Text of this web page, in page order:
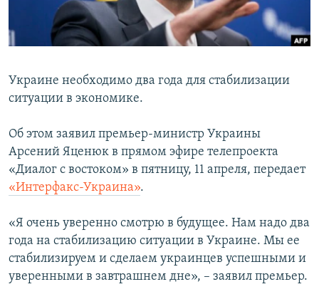
ПОБЕДИТЕЛЕЙ НЕ СУДЯТ?
КРЫМ.НЕПОКОРЕННЫЙ
УКРАИНСКАЯ ПРОБЛЕМА КРЫМА
ПРИСОЕДИНЯЙТЕСЬ!
Все сайты RFE/RL
Украине необходимо два года для стабилизации
ситуации в экономике.
Об этом заявил премьер-министр Украины
Арсений Яценюк в прямом эфире телепроекта
«Диалог с востоком» в пятницу, 11 апреля, передает
«Интерфакс-Украина».
«Я очень уверенно смотрю в будущее. Нам надо два
года на стабилизацию ситуации в Украине. Мы ее
стабилизируем и сделаем украинцев успешными и
уверенными в завтрашнем дне», – заявил премьер.